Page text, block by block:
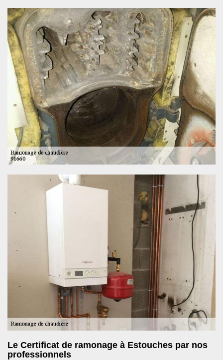
Le Certificat de ramonage à Estouches par nos
professionnels